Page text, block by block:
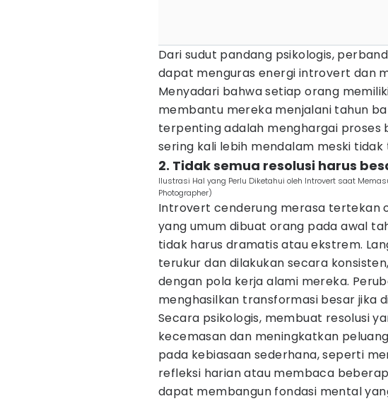
Dari sudut pandang psikologis,
dapat menguras energi introvert dan
Menyadari bahwa setiap orang
membantu mereka menjalani tahun
terpenting adalah menghargai proses
sering kali lebih mendalam meski tidak
2. Tidak semua resolusi harus
Ilustrasi Hal yang Perlu Diketahui oleh Introvert saat
Photographer)
Introvert cenderung merasa tertekan
yang umum dibuat orang pada awal
tidak harus dramatis atau ekstrem.
terukur dan dilakukan secara
dengan pola kerja alami mereka.
menghasilkan transformasi besar jika
Secara psikologis, membuat resolusi
kecemasan dan meningkatkan
pada kebiasaan sederhana, seperti
refleksi harian atau membaca
dapat membangun fondasi mental